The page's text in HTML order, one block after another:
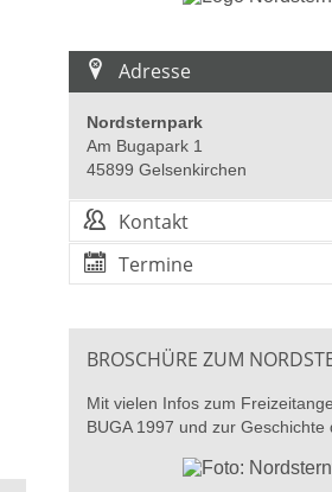
Gelsenkirchen ist einer der
Adresse
Nordsternpark
Am Bugapark 1
45899 Gelsenkirchen
Kontakt
Termine
BROSCHÜRE ZUM
Mit vielen Infos zum
BUGA 1997 und zur Geschichte